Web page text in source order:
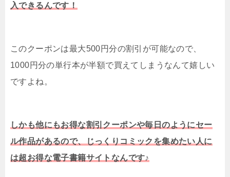
入できるんです！
このクーポンは最大500円分の割引が可能なので、
1000円分の単行本が半額で買えてしまうなんて嬉しい
ですよね。
しかも他にもお得な割引クーポンや毎日のようにセー
ル作品があるので、じっくりコミックを集めたい人に
は超お得な電子書籍サイトなんです♪